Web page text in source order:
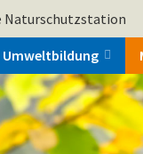
Naturschutzstation
Umweltbildung